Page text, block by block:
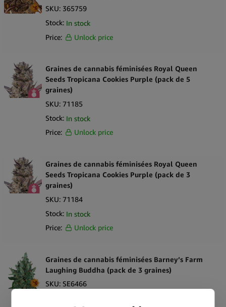
SKU: 365759
Stock: In stock
Price:
Unlock price
Graines de cannabis féminisées Royal Queen
Seeds Tropicana Cookies Purple (pack de 5
graines)
SKU: 71185
Stock: In stock
Price:
Unlock price
Graines de cannabis féminisées Royal Queen
Seeds Tropicana Cookies Purple (pack de 3
graines)
SKU: 71184
Stock: In stock
Price:
Unlock price
Graines de cannabis féminisées Barney’s Farm
Laughing Buddha (pack de 3 graines)
SKU: SE6466